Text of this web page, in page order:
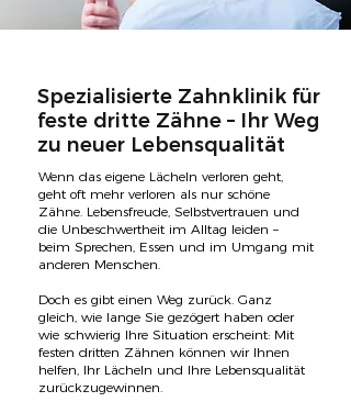
Spezialisierte Zahnklinik für
feste dritte Zähne – Ihr Weg
zu neuer Lebensqualität
Wenn das eigene Lächeln verloren geht,
geht oft mehr verloren als nur schöne
Zähne. Lebensfreude, Selbstvertrauen und
die Unbeschwertheit im Alltag leiden –
beim Sprechen, Essen und im Umgang mit
anderen Menschen.
Doch es gibt einen Weg zurück. Ganz
gleich, wie lange Sie gezögert haben oder
wie schwierig Ihre Situation erscheint: Mit
festen dritten Zähnen können wir Ihnen
helfen, Ihr Lächeln und Ihre Lebensqualität
zurückzugewinnen.